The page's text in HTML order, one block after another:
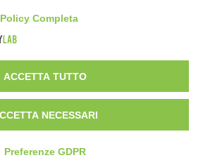
and powered by Gruppo Spaggiari
Publishing & New Social Media
Completa
ACCETTA TUTTO
NECESSARI
Preferenze GDPR